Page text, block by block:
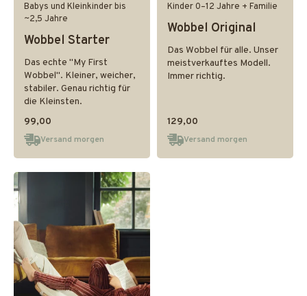
Babys und Kleinkinder bis
~2,5 Jahre
Wobbel Starter
Das echte "My First
Wobbel". Kleiner, weicher,
stabiler. Genau richtig für
die Kleinsten.
99,00
Versand morgen
Kinder 0–12 Jahre + Familie
Wobbel Original
Das Wobbel für alle. Unser
meistverkauftes Modell.
Immer richtig.
129,00
Versand morgen